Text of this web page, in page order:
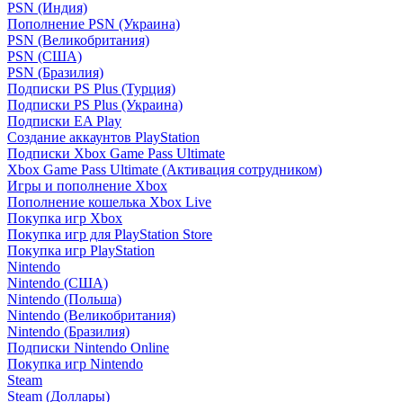
PSN (Индия)
Пополнение PSN (Украина)
PSN (Великобритания)
PSN (США)
PSN (Бразилия)
Подписки PS Plus (Турция)
Подписки PS Plus (Украина)
Подписки EA Play
Создание аккаунтов PlayStation
Подписки Xbox Game Pass Ultimate
Xbox Game Pass Ultimate (Активация сотрудником)
Игры и пополнение Xbox
Пополнение кошелька Xbox Live
Покупка игр Xbox
Покупка игр для PlayStation Store
Покупка игр PlayStation
Nintendo
Nintendo (США)
Nintendo (Польша)
Nintendo (Великобритания)
Nintendo (Бразилия)
Подписки Nintendo Online
Покупка игр Nintendo
Steam
Steam (Доллары)